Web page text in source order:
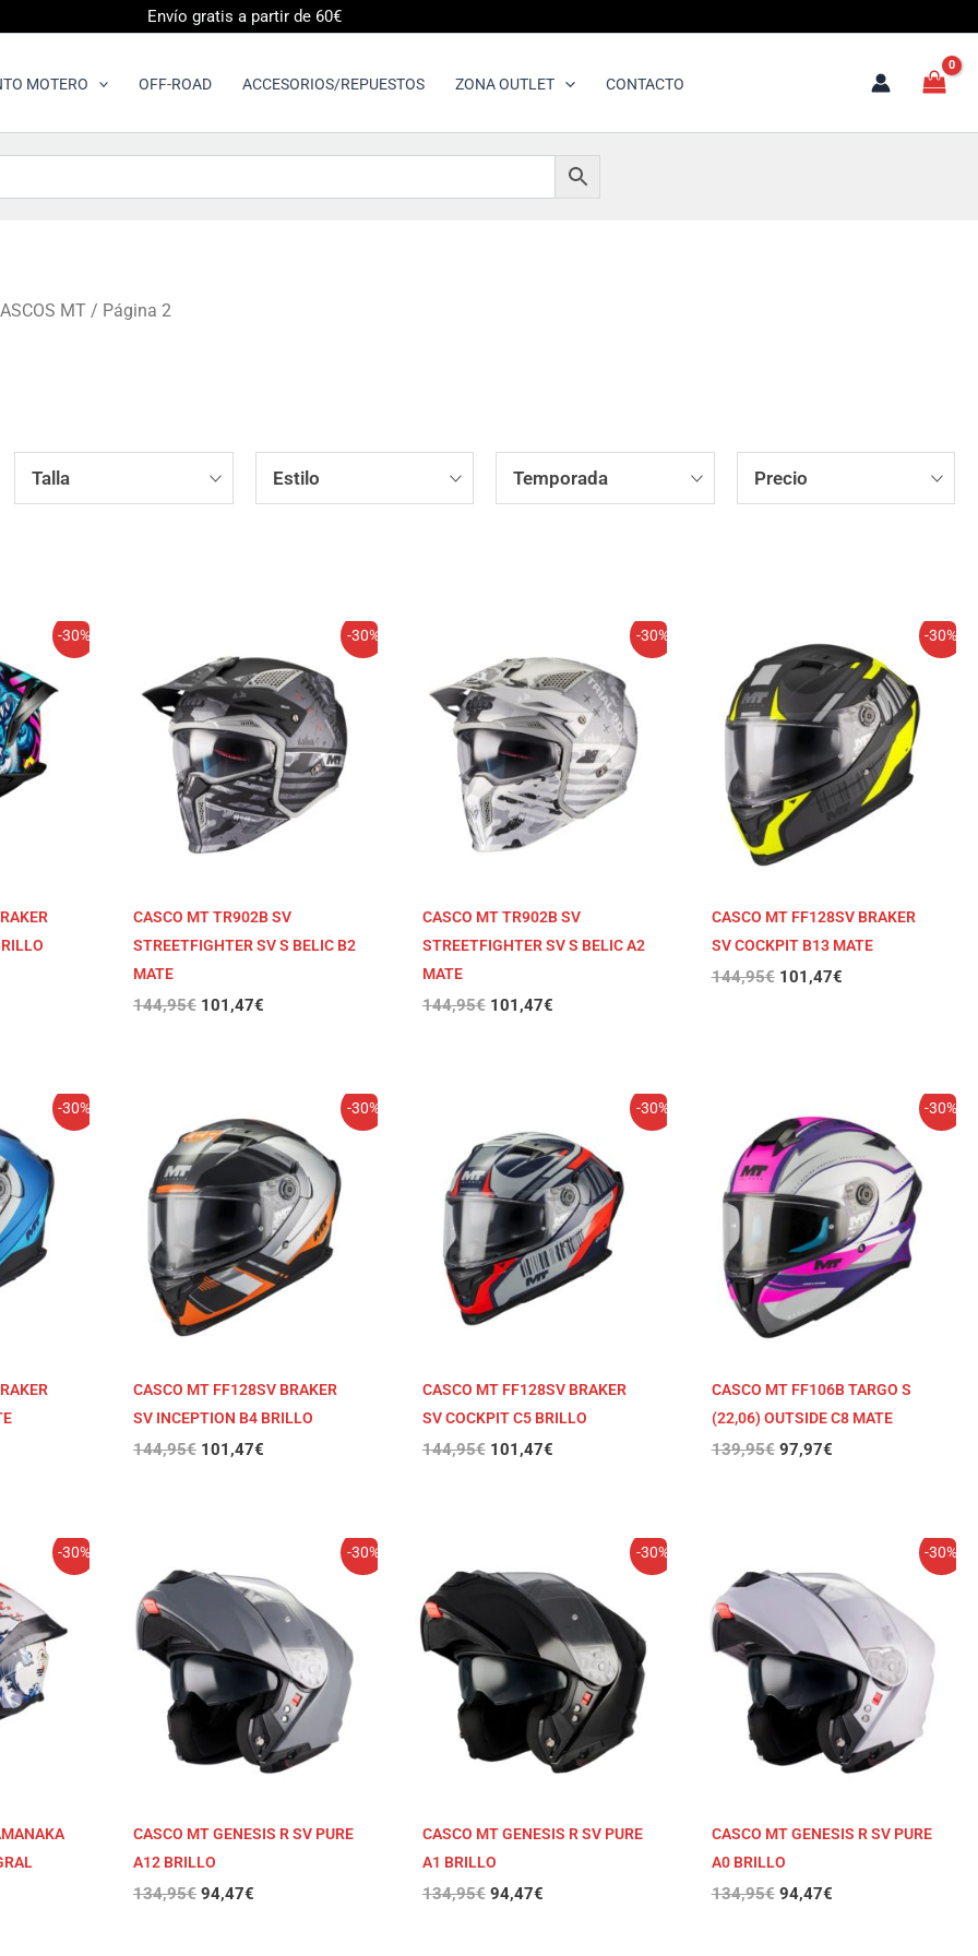
Envío gratis a partir de 60€
MOTERO OFF-ROAD ACCESORIOS/REPUESTOS ZONA OUTLET CONTACTO
MT / Página 2
Talla Estilo Temporada Precio
-30% -30%
CASCO MT TR902B SV
STREETFIGHTER SV S BELIC B2
MATE
144,95€
original
era:
144,95€.
101,47€
actual
es:
101,47€.
-30%
CASCO MT TR902B SV
STREETFIGHTER SV S BELIC A2
MATE
144,95€
original
era:
144,95€.
101,47€
actual
es:
101,47€.
-30%
CASCO MT FF128SV BRAKER
SV COCKPIT B13 MATE
144,95€
precio
original
era:
144,95€.
101,47€
precio
actual
es:
101,47€.
-30% -30%
CASCO MT FF128SV BRAKER
SV INCEPTION B4 BRILLO
144,95€
precio
original
era:
144,95€.
101,47€
precio
actual
es:
101,47€.
-30%
CASCO MT FF128SV BRAKER
SV COCKPIT C5 BRILLO
144,95€
original
era:
144,95€.
101,47€
actual
es:
101,47€.
-30%
CASCO MT FF106B TARGO S
(22,06) OUTSIDE C8 MATE
139,95€
precio
original
era:
139,95€.
97,97€
precio
actual
es:
97,97€.
-30% -30%
CASCO MT GENESIS R SV PURE
A12 BRILLO
134,95€
precio
original
134,95€.
94,47€
actual
es:
94,47€.
-30%
CASCO MT GENESIS R SV PURE
A1 BRILLO
134,95€
precio
original
134,95€.
94,47€
precio
actual
es:
94,47€.
-30%
CASCO MT GENESIS R SV PURE
A0 BRILLO
134,95€
precio
original
134,95€.
94,47€
actual
es:
94,47€.